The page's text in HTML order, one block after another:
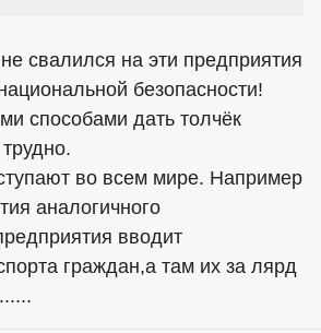
свалился на эти предприятия
безопасности!
способами дать толчёк
во всем мире. Например
аналогичного
вводит
граждан,а там их за лярд